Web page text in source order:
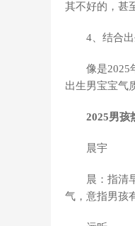
其不好的，甚
4、结合
像是2025
出生男宝宝气
2025男孩
晨宇
晨：指清
气，意指男孩